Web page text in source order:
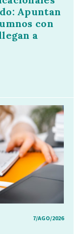
Apuntan
con
a
7/AGO/2026